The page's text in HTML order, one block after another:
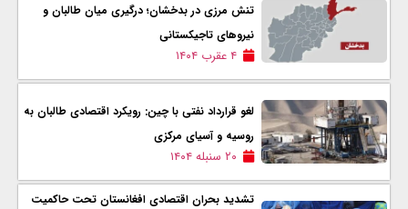
تنش مرزی در بدخشان؛ درگیری میان طالبان و
نیروهای تاجیکستانی
۴ عقرب ۱۴۰۴
لغو قرارداد نفتی با چین: رویکرد اقتصادی طالبان به
روسیه و آسیای مرکزی
۲۰ سنبله ۱۴۰۴
تشدید بحران اقتصادی افغانستان تحت حاکمیت